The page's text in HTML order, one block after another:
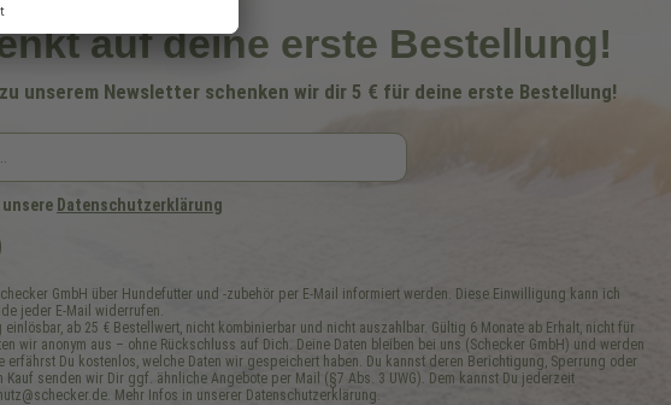
auf deine erste Bestellung!
unserem Newsletter schenken wir dir 5 € für deine erste Bestellung!
Datenschutzerklärung
GmbH über Hundefutter und -zubehör per E-Mail informiert werden. Diese Einwilligung kann ich
jeder E-Mail widerrufen.
ab 25 € Bestellwert, nicht kombinierbar und nicht auszahlbar. Gültig 6 Monate ab Erhalt, nicht für
wir anonym aus – ohne Rückschluss auf Dich. Deine Daten bleiben bei uns (Schecker GmbH) und werden
erfährst Du kostenlos, welche Daten wir gespeichert haben. Du kannst deren Berichtigung, Sperrung oder
Kauf senden wir Dir ggf. ähnliche Angebote per Mail (§7 Abs. 3 UWG). Dem kannst Du jederzeit
Mehr Infos in unserer Datenschutzerklärung.